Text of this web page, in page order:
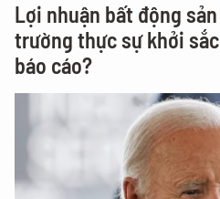
Lợi nhuận bất động
trường thực sự khởi
báo cáo?